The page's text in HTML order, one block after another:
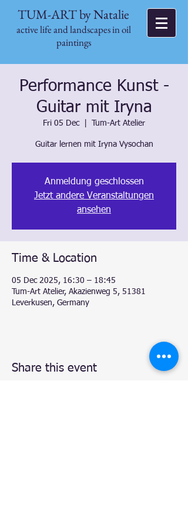
TUM-ART by Natalie
active life and landscapes in oil
paintings
Performance Kunst -
Guitar mit Iryna
Fri 05 Dec
  |
Tum-Art Atelier
Guitar lernen mit Iryna Vysochan
Anmeldung geschlossen
Jetzt andere Veranstaltungen
ansehen
Time & Location
05 Dec 2025, 16:30 – 18:45
Tum-Art Atelier, Akazienweg 5, 51381
Leverkusen, Germany
Share this event